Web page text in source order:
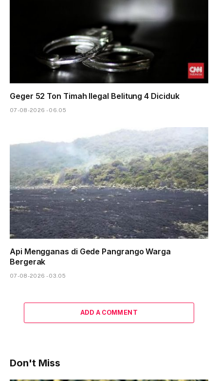
Geger 52 Ton Timah Ilegal Belitung 4 Diciduk
07-08-2026 - 06.05
Api Mengganas di Gede Pangrango Warga
Bergerak
07-08-2026 - 03.05
ADD A COMMENT
Don't Miss